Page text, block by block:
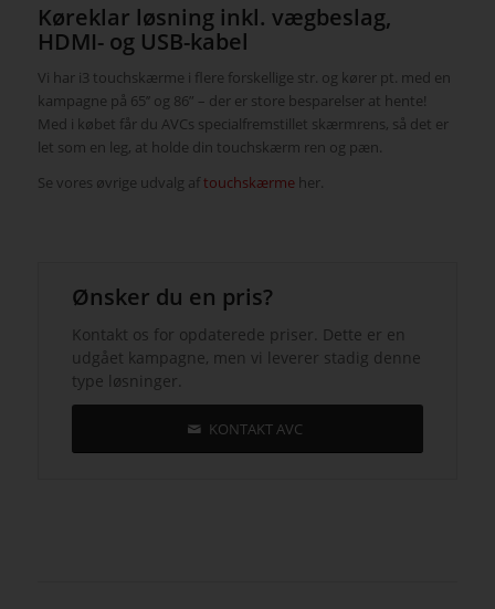
Køreklar løsning inkl. vægbeslag,
HDMI- og USB-kabel
Vi har i3 touchskærme i flere forskellige str. og kører pt. med en
kampagne på 65’’ og 86” – der er store besparelser at hente!
Med i købet får du AVCs specialfremstillet skærmrens, så det er
let som en leg, at holde din touchskærm ren og pæn.
Se vores øvrige udvalg aftouchskærmeher.
Ønsker du en pris?
Kontakt os for opdaterede priser. Dette er en
udgået kampagne, men vi leverer stadig denne
type løsninger.
KONTAKT AVC